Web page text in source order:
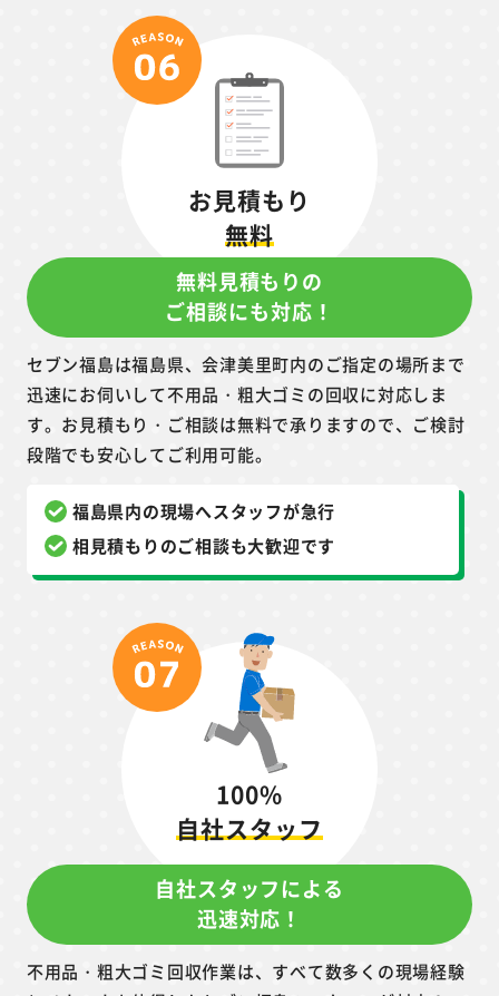
お見積もり
無料
無料見積もりの
ご相談にも対応！
セブン福島は福島県、会津美里町内のご指定の場所まで
迅速にお伺いして不用品・粗大ゴミの回収に対応しま
す。お見積もり・ご相談は無料で承りますので、ご検討
段階でも安心してご利用可能。
福島県内の現場へスタッフが急行
相見積もりのご相談も大歓迎です
100%
自社スタッフ
自社スタッフによる
迅速対応！
不用品・粗大ゴミ回収作業は、すべて数多くの現場経験